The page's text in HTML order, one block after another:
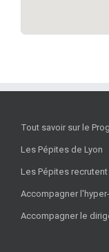
Tout savoir sur le
Les Pépites de Lyon
Les Pépites recrutent
Accompagner
Accompagner le